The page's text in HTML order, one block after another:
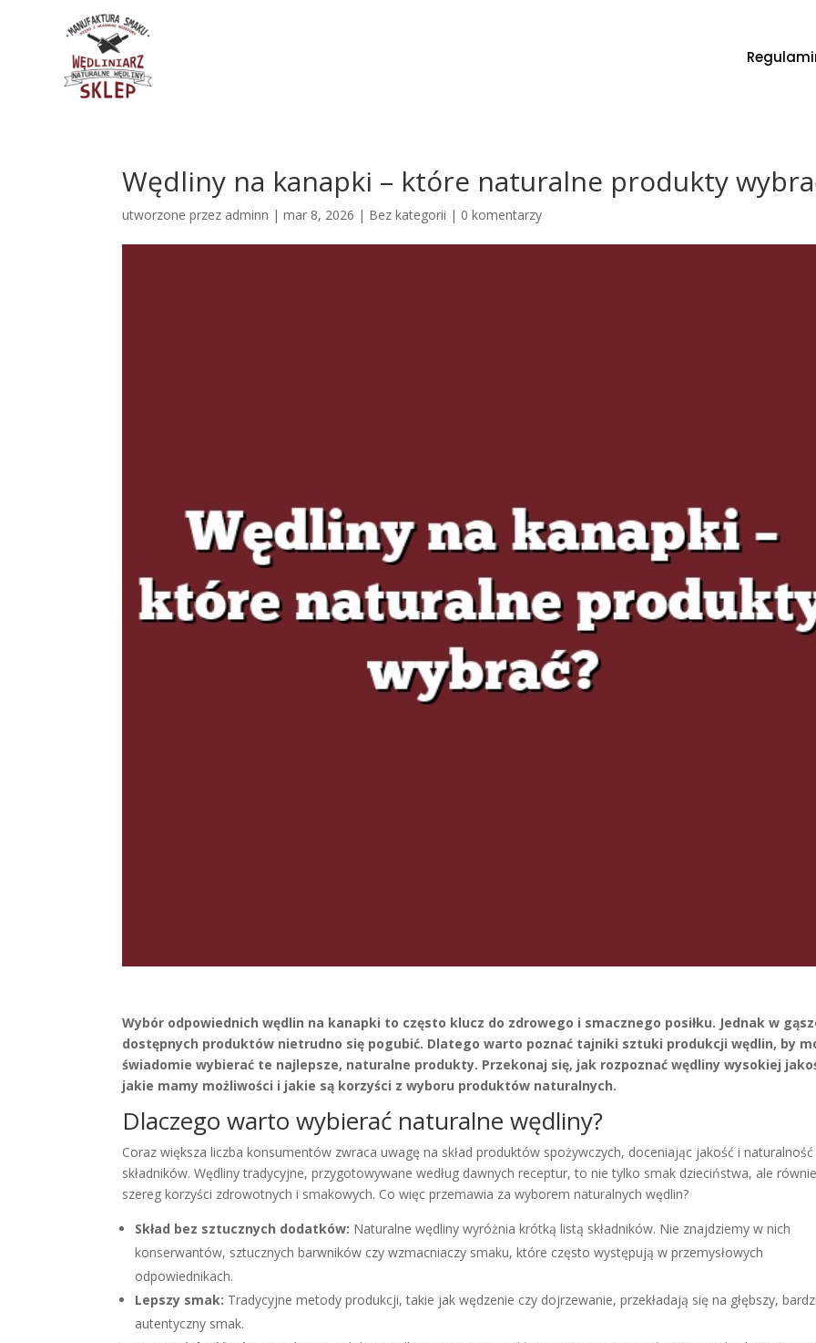
Wędliny na kanapki – które naturalne produkty
utworzone przez adminn |mar 8, 2026 | Bez kategorii | 0 komentarzy
Wybór odpowiednich wędlin na kanapki to często klucz do zdrowego i smacznego posiłku. Jednak w
dostępnych produktów nietrudno się pogubić. Dlatego warto poznać tajniki sztuki produkcji wędlin, by
świadomie wybierać te najlepsze, naturalne produkty. Przekonaj się, jak rozpoznać wędliny wysokiej
jakie mamy możliwości i jakie są korzyści z wyboru produktów naturalnych.
Dlaczego warto wybierać naturalne wędliny?
Coraz większa liczba konsumentów zwraca uwagę na skład produktów spożywczych, doceniając jakość i naturalność
składników. Wędliny tradycyjne, przygotowywane według dawnych receptur, to nie tylko smak dzieciństwa, ale
szereg korzyści zdrowotnych i smakowych. Co więc przemawia za wyborem naturalnych wędlin?
Skład bez sztucznych dodatków: Naturalne wędliny wyróżnia krótką listą składników. Nie znajdziemy w nich
konserwantów, sztucznych barwników czy wzmacniaczy smaku, które często występują w przemysłowych
odpowiednikach.
Lepszy smak: Tradycyjne metody produkcji, takie jak wędzenie czy dojrzewanie, przekładają się na głębszy,
autentyczny smak.